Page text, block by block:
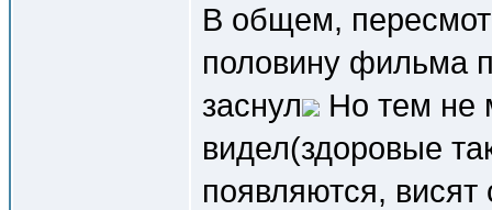
В общем,
половину фильма
заснул
Но тем не
видел(здоровые
появляются,